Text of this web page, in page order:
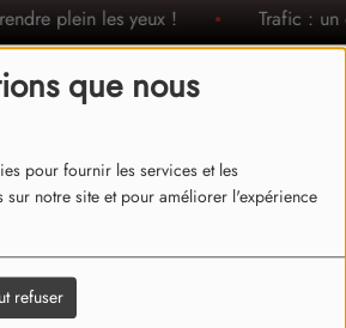
que nous
pour fournir les services et les
notre site et pour améliorer l'expérience
refuser
plein les yeux ! Trafic : un
& TEDDY
TONES AND I -
GONE